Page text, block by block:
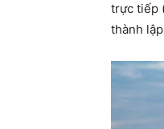
trực tiếp
thành